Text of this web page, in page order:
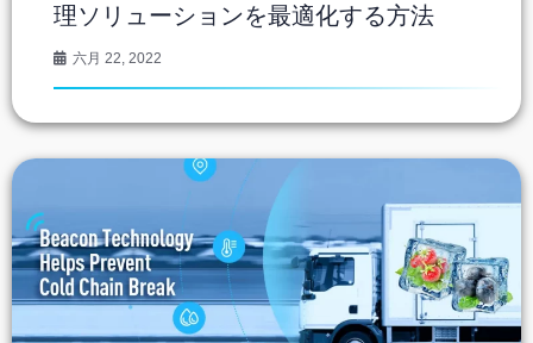
理ソリューションを最適化する方法
六月 22, 2022